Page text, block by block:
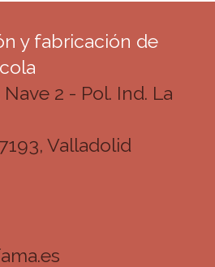
y fabricación de
2 - Pol. Ind. La
Valladolid